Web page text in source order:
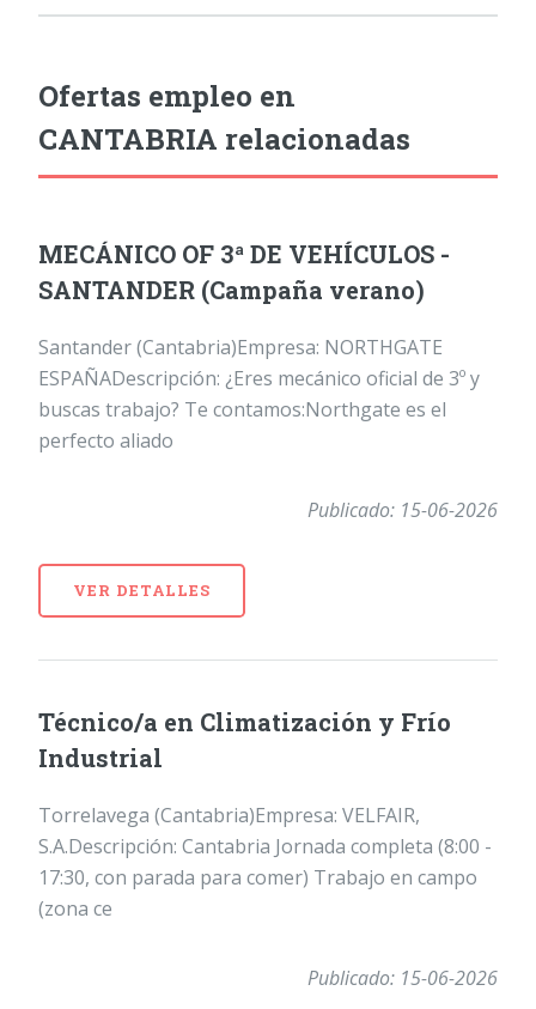
Ofertas empleo en
CANTABRIA relacionadas
MECÁNICO OF 3ª DE VEHÍCULOS -
SANTANDER (Campaña verano)
Santander (Cantabria)Empresa: NORTHGATE
ESPAÑADescripción: ¿Eres mecánico oficial de 3º y
buscas trabajo? Te contamos:Northgate es el
perfecto aliado
Publicado: 15-06-2026
VER DETALLES
Técnico/a en Climatización y Frío
Industrial
Torrelavega (Cantabria)Empresa: VELFAIR,
S.A.Descripción: Cantabria Jornada completa (8:00 -
17:30, con parada para comer) Trabajo en campo
(zona ce
Publicado: 15-06-2026